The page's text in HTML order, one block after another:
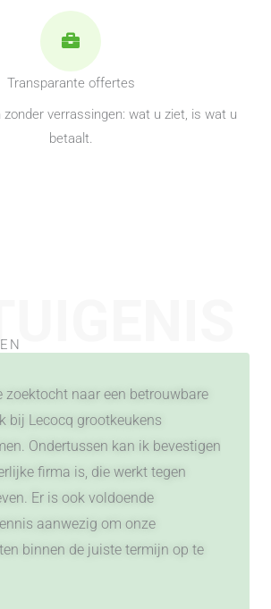
Transparante offertes
zonder verrassingen: wat u ziet, is wat u
betaalt.
SEN
zoektocht naar een betrouwbare
bij Lecocq grootkeukens
Ondertussen kan ik bevestigen
firma is, die werkt tegen
Er is ook voldoende
aanwezig om onze
binnen de juiste termijn op te